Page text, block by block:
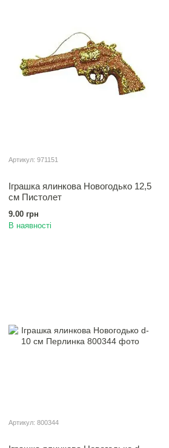
Артикул: 971151
Іграшка ялинкова Новогодько 12,5
см Пистолет
9.00 грн
В наявності
Артикул: 800344